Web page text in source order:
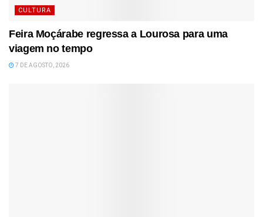
CULTURA
Feira Moçárabe regressa a Lourosa para uma
viagem no tempo
7 DE AGOSTO, 2026